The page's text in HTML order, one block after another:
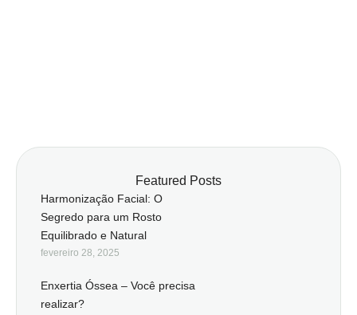
Featured Posts
Harmonização Facial: O
Segredo para um Rosto
Equilibrado e Natural
fevereiro 28, 2025
Enxertia Óssea – Você precisa
realizar?